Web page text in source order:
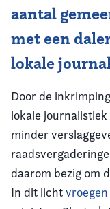
aantal
met een
lokale
Door de
lokale
minder
daarom bezig om
In dit lichtvroegen